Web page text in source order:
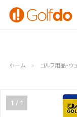
ゴルフ
クラブ
ゴ
ホーム ゴルフ用品・ウ
1 1